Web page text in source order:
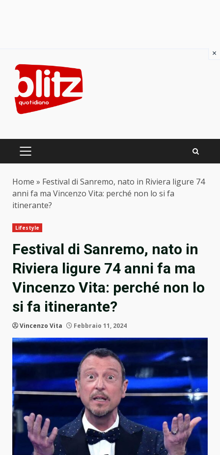
content
PRIMARY
Home » Festival di Sanremo, nato in Riviera ligure 74
anni fa ma Vincenzo Vita: perché non lo si fa
itinerante?
Lifestyle
Festival di Sanremo, nato in
Riviera ligure 74 anni fa ma
Vincenzo Vita: perché non lo
si fa itinerante?
Vincenzo Vita Febbraio 11, 2024
×